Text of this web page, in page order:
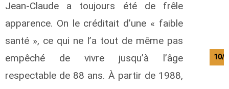
Jean-Claude a toujours été de frêle
apparence. On le créditait d’une « faible
santé », ce qui ne l’a tout de même pas
empêché de vivre jusqu’à l’âge
respectable de 88 ans. À partir de 1988,
10/